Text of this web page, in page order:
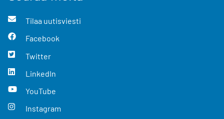
Tilaa uutisviesti
Facebook
Twitter
LinkedIn
YouTube
Instagram